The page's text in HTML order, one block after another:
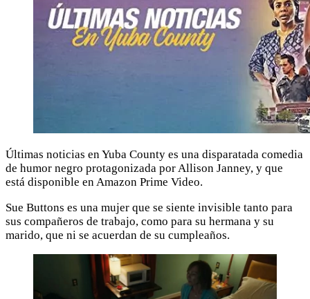
Últimas noticias en Yuba County es una disparatada comedia
de humor negro protagonizada por Allison Janney, y que
está disponible en Amazon Prime Video.
Sue Buttons es una mujer que se siente invisible tanto para
sus compañeros de trabajo, como para su hermana y su
marido, que ni se acuerdan de su cumpleaños.